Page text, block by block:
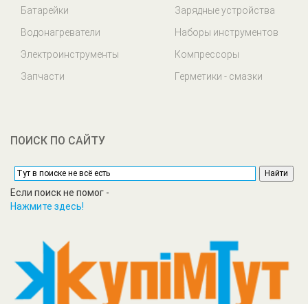
Батарейки
Водонагреватели
Электроинструменты
Запчасти
Зарядные устройства
Наборы инструментов
Компрессоры
Герметики - смазки
ПОИСК ПО САЙТУ
Если поиск не помог -
Нажмите здесь!